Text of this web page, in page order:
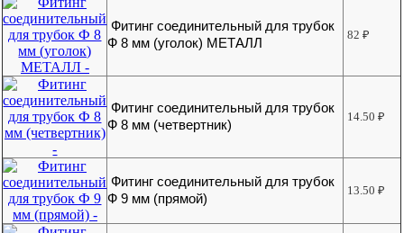
Фитинг соединительный для трубок
Ф 8 мм (уголок) МЕТАЛЛ
82₽
Фитинг соединительный для трубок
Ф 8 мм (четвертник)
14.50₽
Фитинг соединительный для трубок
Ф 9 мм (прямой)
13.50₽